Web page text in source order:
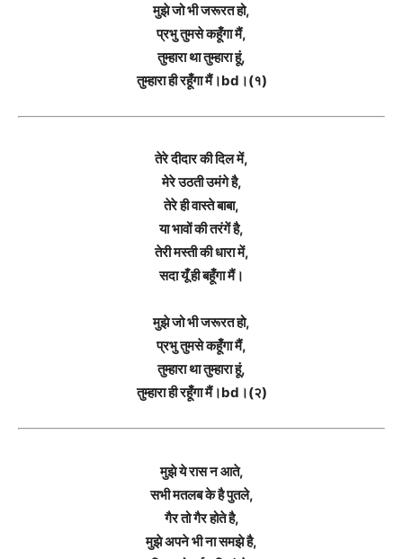
मुझे जो भी जरूरत हो,
प्रभु तुमसे कहूँगा मैं,
तुम्हारा था तुम्हारा हूं,
तुम्हारा ही रहूँगा मैं।bd।(१)
तेरे दीदार की दिल में,
मेरे उठती उमंगे है,
तेरे ही वास्ते बाबा,
या भावों की तरंगें है,
तेरी मस्ती की धारा में,
सदा यूँ ही बहूँगा मैं।
मुझे जो भी जरूरत हो,
प्रभु तुमसे कहूँगा मैं,
तुम्हारा था तुम्हारा हूं,
तुम्हारा ही रहूँगा मैं।bd।(२)
मुझे ये रास न आते,
सभी मतलब के है पुतले,
गैर तो गैर होते है,
मुझे अपने भी ना समझे है,